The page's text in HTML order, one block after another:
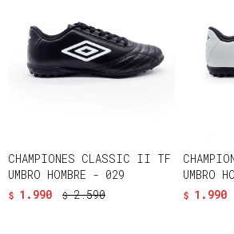
CHAMPIONES CLASSIC II TF
UMBRO HOMBRE - 029
$ 1.990 $ 2.590
UMBRO
$ 1.990